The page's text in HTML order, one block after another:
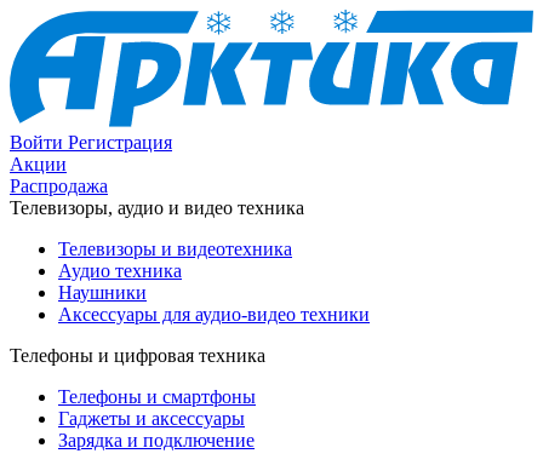
Войти Регистрация
Акции
Распродажа
Телевизоры, аудио и видео техника
Телевизоры и видеотехника
Аудио техника
Наушники
Аксессуары для аудио-видео техники
Телефоны и цифровая техника
Телефоны и смартфоны
Гаджеты и аксессуары
Зарядка и подключение